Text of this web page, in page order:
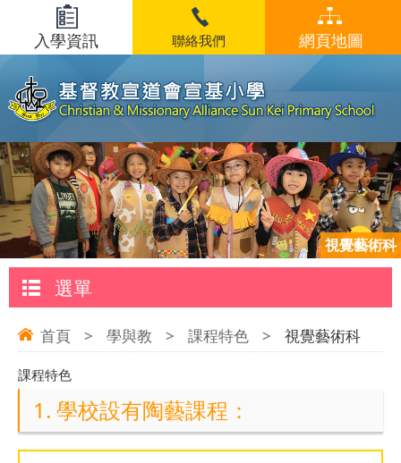
入學資訊 聯絡我們 網頁地圖
視覺藝術科
選單
首頁 > 學與教 > 課程特色 > 視覺藝術科
課程特色
1. 學校設有陶藝課程：